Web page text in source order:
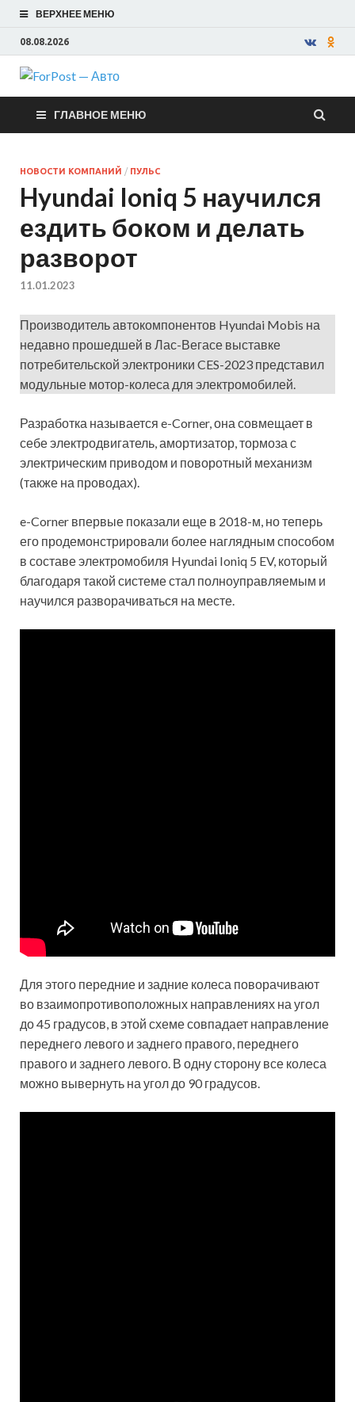
ВЕРХНЕЕ МЕНЮ
08.08.2026
ForPost —
Авто
ГЛАВНОЕ МЕНЮ
НОВОСТИ КОМПАНИЙ / ПУЛЬС
Hyundai Ioniq 5 научился
ездить боком и делать
разворот
11.01.2023
Производитель автокомпонентов Hyundai Mobis на
недавно прошедшей в Лас-Вегасе выставке
потребительской электроники CES-2023 представил
модульные мотор-колеса для электромобилей.
Разработка называется e-Corner, она совмещает в
себе электродвигатель, амортизатор, тормоза с
электрическим приводом и поворотный механизм
(также на проводах).
e-Corner впервые показали еще в 2018-м, но теперь
его продемонстрировали более наглядным способом
в составе электромобиля Hyundai Ioniq 5 EV, который
благодаря такой системе стал полноуправляемым и
научился разворачиваться на месте.
Для этого передние и задние колеса поворачивают
во взаимопротивоположных направлениях на угол
до 45 градусов, в этой схеме совпадает направление
переднего левого и заднего правого, переднего
правого и заднего левого. В одну сторону все колеса
можно вывернуть на угол до 90 градусов.